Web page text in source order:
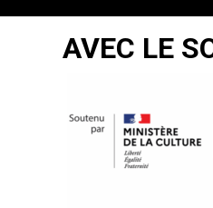
AVEC LE